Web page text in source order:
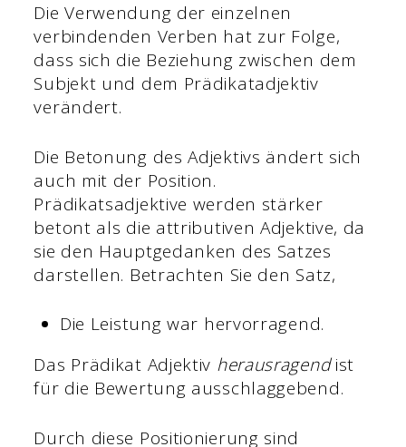
Die Verwendung der einzelnen
verbindenden Verben hat zur Folge,
dass sich die Beziehung zwischen dem
Subjekt und dem Prädikatadjektiv
verändert.
Die Betonung des Adjektivs ändert sich
auch mit der Position.
Prädikatsadjektive werden stärker
betont als die attributiven Adjektive, da
sie den Hauptgedanken des Satzes
darstellen. Betrachten Sie den Satz,
Die Leistung war hervorragend.
Das Prädikat Adjektiv herausragendist
für die Bewertung ausschlaggebend.
Durch diese Positionierung sind